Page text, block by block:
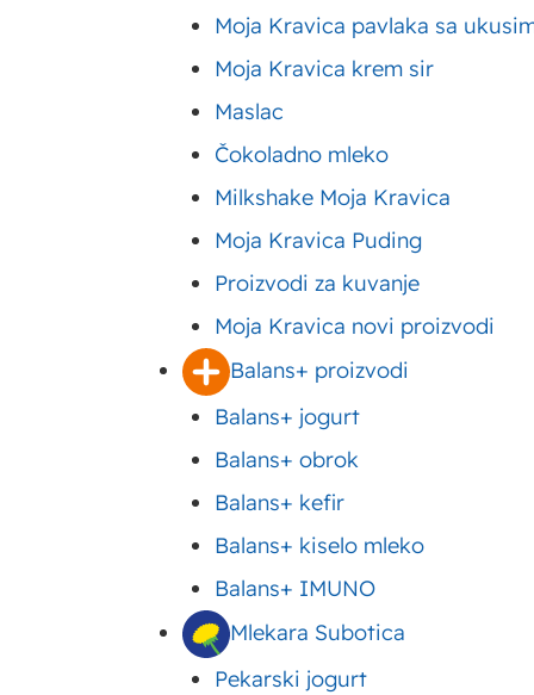
Moja Kravica pavlaka sa
Moja Kravica krem sir
Maslac
Čokoladno mleko
Milkshake Moja Kravica
Moja Kravica Puding
Proizvodi za kuvanje
Moja Kravica novi proizvodi
Balans+ proizvodi
Balans+ jogurt
Balans+ obrok
Balans+ kefir
Balans+ kiselo mleko
Balans+ IMUNO
Mlekara Subotica
Pekarski jogurt
28. novembar 2023. Ažurirano: 29. januar 2024.
Reform torta
receptima naših mama i